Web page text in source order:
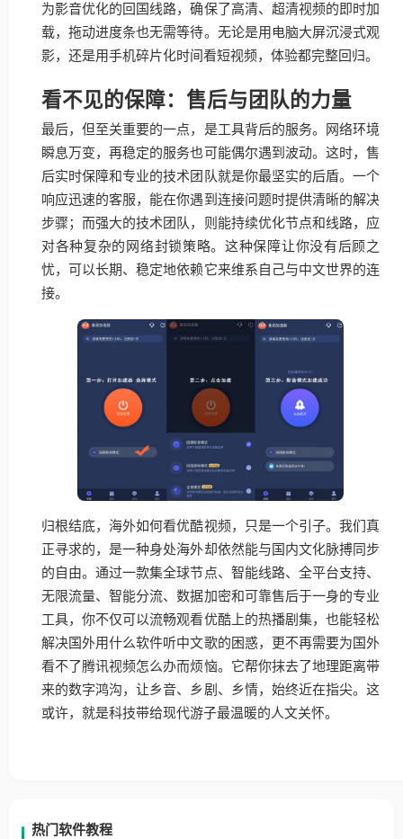
为影音优化的回国线路，确保了高清、超清视频的即时加
载，拖动进度条也无需等待。无论是用电脑大屏沉浸式观
影，还是用手机碎片化时间看短视频，体验都完整回归。
看不见的保障：售后与团队的力量
最后，但至关重要的一点，是工具背后的服务。网络环境
瞬息万变，再稳定的服务也可能偶尔遇到波动。这时，售
后实时保障和专业的技术团队就是你最坚实的后盾。一个
响应迅速的客服，能在你遇到连接问题时提供清晰的解决
步骤；而强大的技术团队，则能持续优化节点和线路，应
对各种复杂的网络封锁策略。这种保障让你没有后顾之
忧，可以长期、稳定地依赖它来维系自己与中文世界的连
接。
归根结底，海外如何看优酷视频，只是一个引子。我们真
正寻求的，是一种身处海外却依然能与国内文化脉搏同步
的自由。通过一款集全球节点、智能线路、全平台支持、
无限流量、智能分流、数据加密和可靠售后于一身的专业
工具，你不仅可以流畅观看优酷上的热播剧集，也能轻松
解决国外用什么软件听中文歌的困惑，更不再需要为国外
看不了腾讯视频怎么办而烦恼。它帮你抹去了地理距离带
来的数字鸿沟，让乡音、乡剧、乡情，始终近在指尖。这
或许，就是科技带给现代游子最温暖的人文关怀。
热门软件教程